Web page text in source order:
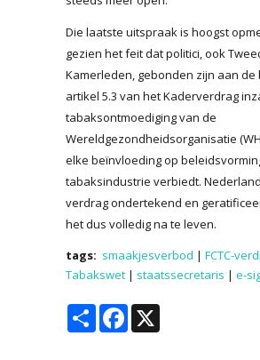
Die laatste uitspraak is hoogst
gezien het feit dat politici, ook
Kamerleden, gebonden zijn aan de
artikel 5.3 van het Kaderverdrag
tabaksontmoediging van de
Wereldgezondheidsorganisatie
elke beïnvloeding op
tabaksindustrie verbiedt.
verdrag ondertekend en
het dus volledig na te leven.
tags: smaakjesverbod | FCTC-
Tabakswet | staatssecretaris | e-
Share Facebook